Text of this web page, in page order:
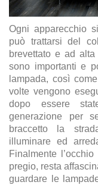
Ogni apparecchio
può trattarsi del
brevettato e ad
sono importanti e
lampada, così
volte vengono
dopo essere
generazione per
braccetto la
illuminare ed
Finalmente
pregio, resta
guardare le